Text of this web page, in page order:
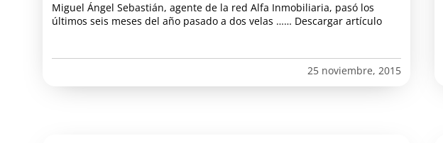
Miguel Ángel Sebastián, agente de la red Alfa Inmobiliaria, pasó los
últimos seis meses del año pasado a dos velas …… Descargar artículo
25 noviembre, 2015